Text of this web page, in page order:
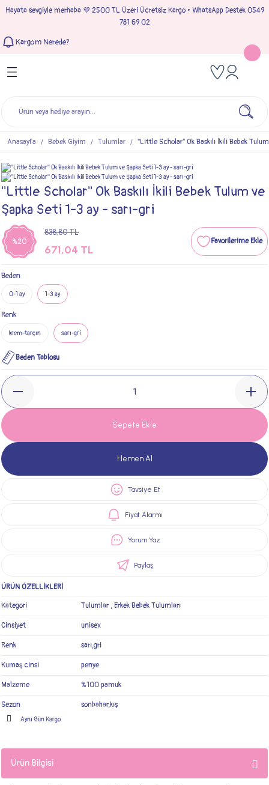
Hayata sevgiyle merhaba 💜 2500 TL Üzeri Ücretsiz Kargo • WhatsApp Destek 0549
781 69 02
Kargom Nerede?
Geri Dön
Geri Dön
Geri Dön
Geri Dön
Anasayfa Bebek Giyim Tulumlar ''Little Scholar'' Ok Baskılı İkili Bebek
''Little Scholar'' Ok Baskılı İkili Bebek Tulum ve
Şapka Seti 1-3 ay - sarı-gri
%20
838,80 TL
671,04 TL
Beden
0-1 ay 1-3 ay
Renk
krem-tarçın sarı-gri
Beden Tablosu
Sepete Ekle
Hemen Al
Tavsiye Et
Fiyat Alarmı
Yorum Yaz
Paylaş
ÜRÜN ÖZELLİKLERİ
Kategori Tulumlar ,Erkek Bebek Tulumları
Cinsiyet unisex
Renk sarı,gri
Kumaş cinsi penye
Malzeme %100 pamuk
Sezon sonbahar,kış
Aynı Gün Kargo
Ürün Bilgisi